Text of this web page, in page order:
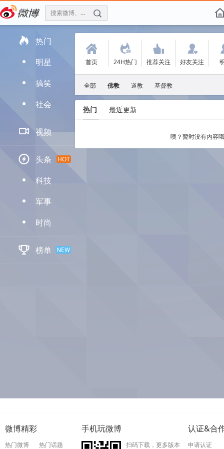
搜索微博、找人 f
 热门
D 明星
D 搞笑
D 社会
 视频
 头条 HOT
D 科技
D 军事
D 时尚
 榜单 NEW
(
首页
.
24H热门
'
推荐关注
:
好友关注
全部 佛教 道教 基督教
热门 最近更新
咦？暂时没有内容
微博精彩
热门微博 热门话题
手机玩微博
扫码下载，更多版本
认证&合
申请认证